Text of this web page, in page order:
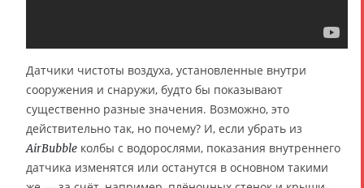
Датчики чистоты воздуха, установленные внутри
сооружения и снаружи, будто бы показывают
существенно разные значения. Возможно, это
действительно так, но почему? И, если убрать из
AirBubble колбы с водорослями, показания внутреннего
датчика изменятся или останутся в основном такими